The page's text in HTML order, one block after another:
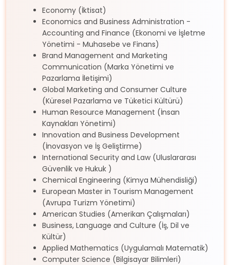
Economy (İktisat)
Economics and Business Administration -
Accounting and Finance (Ekonomi ve İşletme
Yönetimi - Muhasebe ve Finans)
Brand Management and Marketing
Communication (Marka Yönetimi ve
Pazarlama İletişimi)
Global Marketing and Consumer Culture
(Küresel Pazarlama ve Tüketici Kültürü)
Human Resource Management (İnsan
Kaynakları Yönetimi)
Innovation and Business Development
(İnovasyon ve İş Geliştirme)
International Security and Law (Uluslararası
Güvenlik ve Hukuk )
Chemical Engineering (Kimya Mühendisliği)
European Master in Tourism Management
(Avrupa Turizm Yönetimi)
American Studies (Amerikan Çalışmaları)
Business, Language and Culture (İş, Dil ve
Kültür)
Applied Mathematics (Uygulamalı Matematik)
Computer Science (Bilgisayar Bilimleri)